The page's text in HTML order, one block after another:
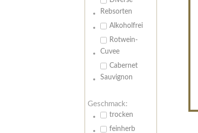
Rebsorten
Alkoholfrei
Rotwein-
Cuvee
Cabernet
Sauvignon
Geschmack:
trocken
feinherb